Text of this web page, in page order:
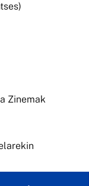
Zinemak